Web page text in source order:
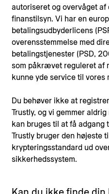
autoriseret og overvåget af
finanstilsyn. Vi har en
betalingsudbyderlicens
overensstemmelse med
betalingstjenester (PSD,
som påkrævet reguleret af
kunne yde service til vores
Du behøver ikke at
Trustly, og vi gemmer
kan bruges til at få adgang
Trustly bruger den højeste
krypteringsstandard ud
sikkerhedssystem.
Kan du ikke finde din